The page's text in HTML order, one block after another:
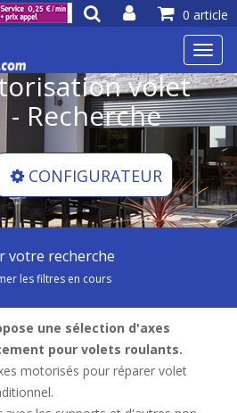
0 article
volet
Recherche
CONFIGURATEUR
votre recherche
les filtres en cours
une sélection d'axes
pour volets roulants.
motorisés pour réparer volet